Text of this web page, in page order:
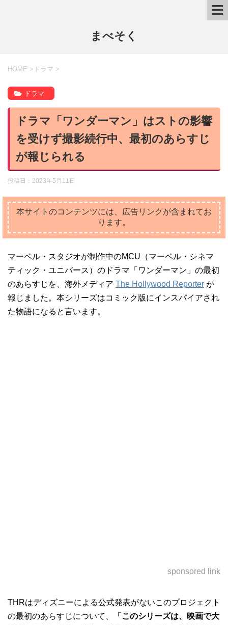
まべそく
HOME > ドラマ >
ドラマ
ドラマ「ワンダーマン」はストの影響
を受けず撮影続行中、最初のあらすじ
が報じられる
投稿日： 2023年5月11日
本サイトのコンテンツには、広告リンクが含まれてお
ります。
マーベル・スタジオが制作中のMCU（マーベル・シネマ
ティック・ユニバース）のドラマ「ワンダーマン」の最初
のあらすじを、海外メディア The Hollywood Reporter が
報じました。本シリーズはコミック版にインスパイアされ
た物語になると言います。
sponsored link
THRはディズニーによる公式発表がないこのプロジェクト
の最初のあらすじについて、
「このシリーズは、映画で大